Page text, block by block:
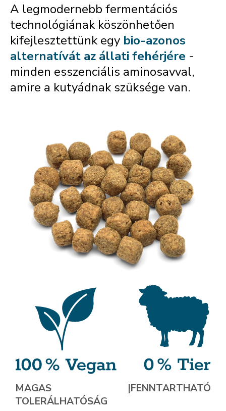
A legmodernebb fermentációs
technológiának köszönhetően
kifejlesztettünk egy bio-azonos
alternatívát az állati fehérjére -
minden esszenciális aminosavval,
amire a kutyádnak szüksége van.
MAGAS
TOLERÁLHATÓSÁG
|FENNTARTHATÓ